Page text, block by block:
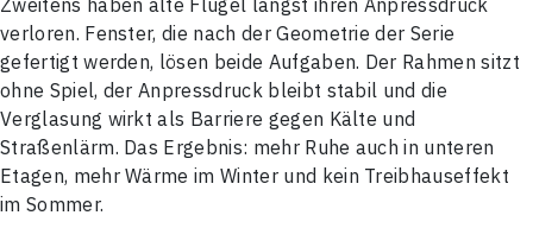
Zweitens haben alte Flügel längst ihren Anpressdruck
verloren. Fenster, die nach der Geometrie der Serie
gefertigt werden, lösen beide Aufgaben. Der Rahmen sitzt
ohne Spiel, der Anpressdruck bleibt stabil und die
Verglasung wirkt als Barriere gegen Kälte und
Straßenlärm. Das Ergebnis: mehr Ruhe auch in unteren
Etagen, mehr Wärme im Winter und kein Treibhauseffekt
im Sommer.
SCHREIBEN SIE UNS,
Und wir werden uns innerhalb von 1 Werktag mit Ihnen
in Verbindung setzen. Wir helfen Ihnen bei allen Fragen